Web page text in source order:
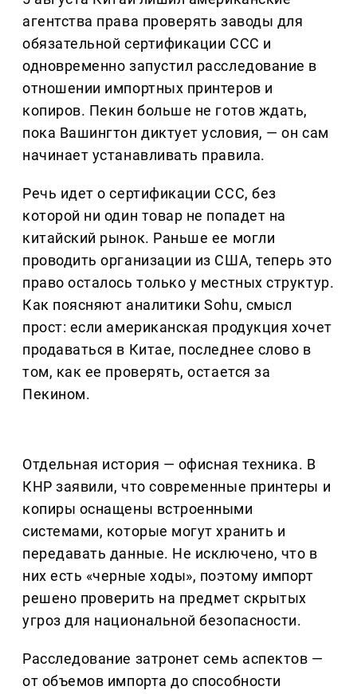
агентства права проверять заводы для
обязательной сертификации CCC и
одновременно запустил расследование в
отношении импортных принтеров и
копиров. Пекин больше не готов ждать,
пока Вашингтон диктует условия, — он сам
начинает устанавливать правила.
Речь идет о сертификации CCC, без
которой ни один товар не попадет на
китайский рынок. Раньше ее могли
проводить организации из США, теперь это
право осталось только у местных структур.
Как поясняют аналитики Sohu, смысл
прост: если американская продукция хочет
продаваться в Китае, последнее слово в
том, как ее проверять, остается за
Пекином.
Отдельная история — офисная техника. В
КНР заявили, что современные принтеры и
копиры оснащены встроенными
системами, которые могут хранить и
передавать данные. Не исключено, что в
них есть «черные ходы», поэтому импорт
решено проверить на предмет скрытых
угроз для национальной безопасности.
Расследование затронет семь аспектов —
от объемов импорта до способности